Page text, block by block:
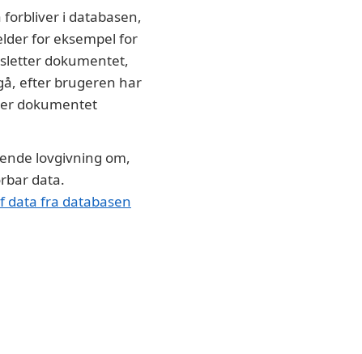
i databasen,
for eksempel for
dokumentet,
efter brugeren har
dokumentet
lovgivning om,
data.
fra databasen